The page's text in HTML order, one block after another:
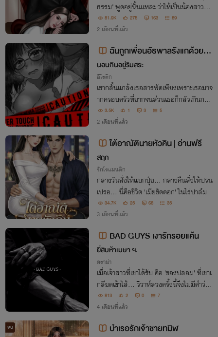
ธรรม’ พูดอยู่นั้นแหละ ว่าให้เป็นน้องสาวขอ
งเขา น้องสาวอะไร ‘เขาจะเอาเป็นเธอเมีย!!’
81.9K 275 163 89
2 เดือนที่แล้ว
ฉันถูกเพื่อนอัธพาลรังแกด้วยSe
x🥵[เรื่องสั้นNC+ยับ🔥]
นอนกินอยู่ริมสระ
อีโรติก
เขากลั้นแกล้งเธอสารพัดเพียงเพราะเธอมาจ
ากครอบครัวที่ยากจนส่วนเธอก็กลัวเกินกว่า
จะตอบโต้นานวันเขายิ่งแกล้งเธอหนักขึ้นเรื่อ
ยๆเลยเถิดถึงขั้นจะจำเธอ"ทำเมีย" [แว่น×อัธ
3.5K 1 3 5
2 เดือนที่แล้ว
ใต้อาณัตินายหัวคิน | อ่านฟรี
สฤก
รักโรแมนติก
กลางวันสั่งให้แบกปุ๋ย... กลางคืนสั่งให้ปรน
เปรอ... นี่คือชีวิต 'เมียขัดดอก' ในไร่ปาล์ม
34.7K 25 68 35
3 เดือนที่แล้ว
BAD GUYS เงารักรอยแค้น
ยี่สิบห้าเมษา ฯ.
ดราม่า
เมื่อเจ้าสาวที่เขาได้รับ คือ 'ของปลอม' ที่เขาเ
กลียดเข้าไส้... วิวาห์ลวงครั้งนี้จึงไม่มีคำว่าป
รานี มีเพียงความเย็นชาและคราบน้ำตาที่จะล้
างแค้นให้สาสม!
813 2 0 7
4 เดือนที่แล้ว
จบ บำเรอรักเจ้าชายทมิฬ